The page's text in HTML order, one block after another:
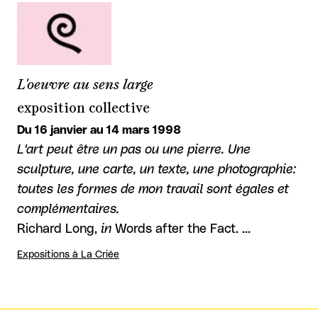
L'oeuvre au sens large
exposition collective
Du 16 janvier au 14 mars 1998
L'art peut être un pas ou une pierre. Une
sculpture, une carte, un texte, une photographie:
toutes les formes de mon travail sont égales et
complémentaires.
Richard Long, in Words after the Fact. …
Expositions à La Criée